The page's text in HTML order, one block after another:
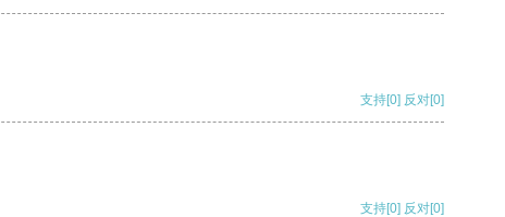
支持[0] 反对[0]
支持[0] 反对[0]